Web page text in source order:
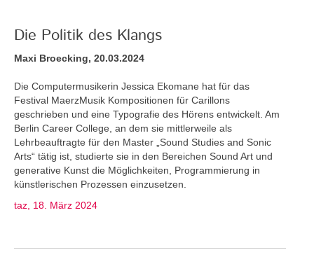
Die Politik des Klangs
Maxi Broecking, 20.03.2024
Die Computermusikerin Jessica Ekomane hat für das
Festival MaerzMusik Kompositionen für Carillons
geschrieben und eine Typografie des Hörens entwickelt. Am
Berlin Career College, an dem sie mittlerweile als
Lehrbeauftragte für den Master „Sound Studies and Sonic
Arts“ tätig ist, studierte sie in den Bereichen Sound Art und
generative Kunst die Möglichkeiten, Programmierung in
künstlerischen Prozessen einzusetzen.
taz, 18. März 2024